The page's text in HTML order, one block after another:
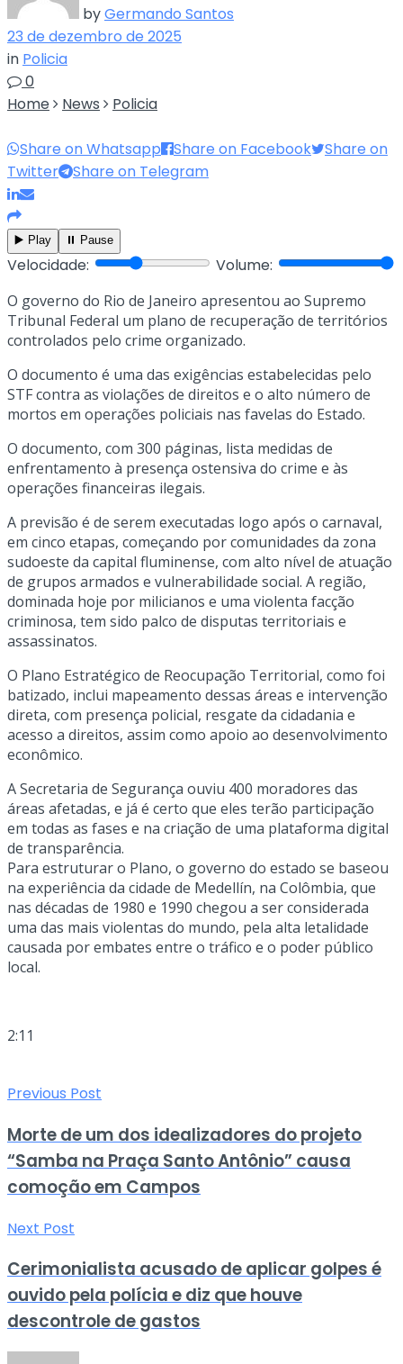
byGermando Santos
23 de dezembro de 2025
in Policia
0
Home
News Policia
Share on Whatsapp Share on Facebook
Share on
Twitter
Share on Telegram
▶️ Play ⏸️ Pause
Velocidade: Volume:
O governo do Rio de Janeiro apresentou ao Supremo
Tribunal Federal um plano de recuperação de territórios
controlados pelo crime organizado.
O documento é uma das exigências estabelecidas pelo
STF contra as violações de direitos e o alto número de
mortos em operações policiais nas favelas do Estado.
O documento, com 300 páginas, lista medidas de
enfrentamento à presença ostensiva do crime e às
operações financeiras ilegais.
A previsão é de serem executadas logo após o carnaval,
em cinco etapas, começando por comunidades da zona
sudoeste da capital fluminense, com alto nível de atuação
de grupos armados e vulnerabilidade social. A região,
dominada hoje por milicianos e uma violenta facção
criminosa, tem sido palco de disputas territoriais e
assassinatos.
O Plano Estratégico de Reocupação Territorial, como foi
batizado, inclui mapeamento dessas áreas e intervenção
direta, com presença policial, resgate da cidadania e
acesso a direitos, assim como apoio ao desenvolvimento
econômico.
A Secretaria de Segurança ouviu 400 moradores das
áreas afetadas, e já é certo que eles terão participação
em todas as fases e na criação de uma plataforma digital
de transparência.
Para estruturar o Plano, o governo do estado se baseou
na experiência da cidade de Medellín, na Colômbia, que
nas décadas de 1980 e 1990 chegou a ser considerada
uma das mais violentas do mundo, pela alta letalidade
causada por embates entre o tráfico e o poder público
local.
2:11
Previous Post
Morte de um dos idealizadores do projeto
“Samba na Praça Santo Antônio” causa
comoção em Campos
Next Post
Cerimonialista acusado de aplicar golpes é
ouvido pela polícia e diz que houve
descontrole de gastos